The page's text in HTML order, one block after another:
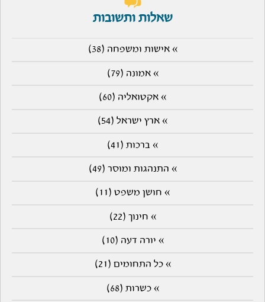
שאלות ותשובות
» אישות ומשפחה (38)
» אמונה (79)
» אקטואליה (60)
» ארץ ישראל (54)
» ברכות (41)
» התנהגות ומוסר (49)
» חושן משפט (11)
» חינוך (22)
» יורה דעה (10)
» כל התחומים (21)
» כשרות (68)